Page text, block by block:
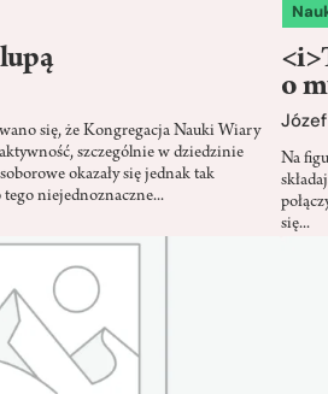
się, że Kongregacja Nauki Wiary
szczególnie w dziedzinie
okazały się jednak tak
tego niejednoznaczne...
o
Na
się...